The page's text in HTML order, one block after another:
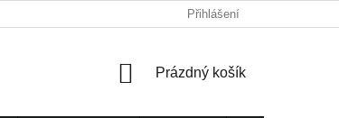
Přihlášení
NÁKUPNÍ
Prázdný košík